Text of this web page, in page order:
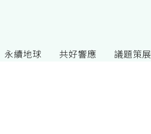
永續地球 共好響應 議題策展